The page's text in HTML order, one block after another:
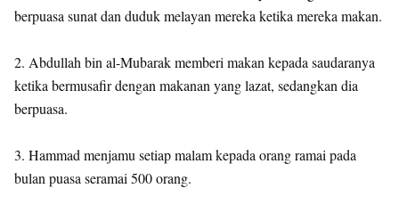
berpuasa sunat dan duduk melayan mereka ketika mereka makan.
2. Abdullah bin al-Mubarak memberi makan kepada saudaranya
ketika bermusafir dengan makanan yang lazat, sedangkan dia
berpuasa.
3. Hammad menjamu setiap malam kepada orang ramai pada
bulan puasa seramai 500 orang.